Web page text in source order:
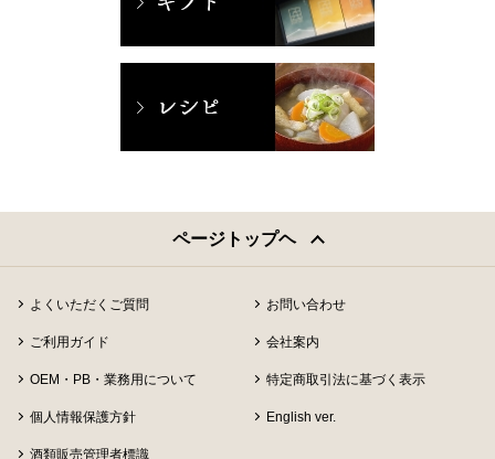
ページトップヘ
よくいただくご質問 お問い合わせ
ご利用ガイド 会社案内
OEM・PB・業務用について 特定商取引法に基づく表示
個人情報保護方針 English ver.
酒類販売管理者標識